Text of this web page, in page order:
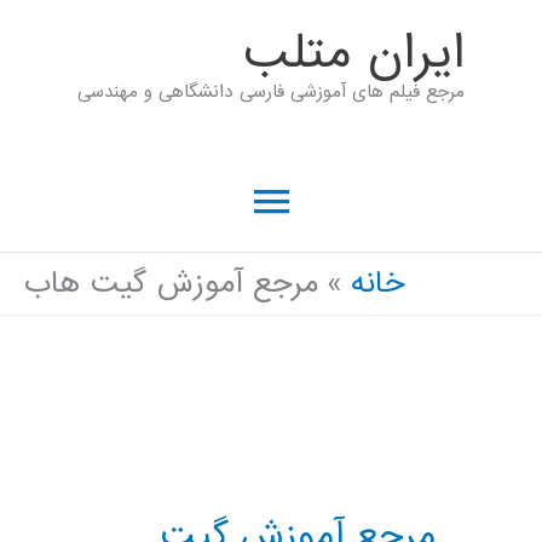
ايران متلب
مرجع فیلم های آموزشی فارسی دانشگاهی و مهندسی
فهرست
اصلی
خانه مرجع آموزش گیت هاب